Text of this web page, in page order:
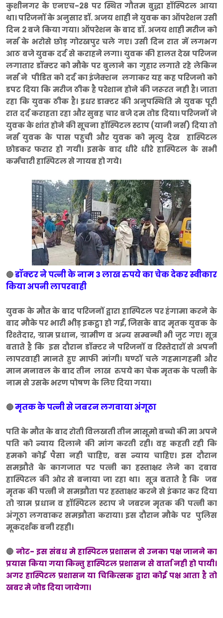
कुशीनगर के एनएच-28 पर स्थित गौतम बुद्धा हॉस्पिटल आया
था। परिजनों के अनुसार डॉ. अजय शाही ने युवक का ऑपरेशन उसी
दिन 2 बजे किया गया। ऑपरेशन के बाद डॉ. अजय शाही मरीज को
नर्स के भरोसे छोड़ गोरखपुर चले गए। उसी दिन रात में लगभग
आठ बजे युवक दर्द से कराहने लगा। युवक की हालत देख परिजन
लगातार डॉक्टर को मौके पर बुलाने का गुहार लगाते रहे लेकिन
नर्स ने पीडित को दर्द का इंजेक्शन लगाकर यह कह परिजनो को
डपट दिया कि मरीज ठीक है परेशान होने की जरूरत नही है। जाता
रहा कि युवक ठीक है। इधर डाक्टर की अनुपस्थिति मे युवक पूरी
रात दर्द कराहता रहा और सुबह चार बजे दम तोड दिया। परिजनों ने
युवक के शांत होने की सूचना हॉस्पिटल स्टाप (यानी नर्स) दिया तो
नर्स युवक के पास पहुची और युवक को मृत्यु देख हास्पिटल
छोडकर फरार हो गयी। इसके बाद धीरे धीरे हास्पिटल के सभी
कर्मचारी हास्पिटल से गायब हो गये।
🔴डॉक्टर ने पत्नी के नाम 3 लाख रुपये का चेक देकर स्वीकार
किया अपनी लापरवाही
युवक के मौत के बाद परिजनों द्वारा हास्पिटल पर हंगामा करने के
बाद मौके पर भारी भीड़ इकट्ठा हो गई, जिसके बाद मृतक युवक के
रिश्तेदार, ग्राम प्रधान, ग्रामीण व अन्य सम्बन्धी भी जुट गए। सूत्र
बताते है कि इस दौरान डॉक्टर ने परिजनों व रिस्तेदारों से अपनी
लापरवाही मानते हुए माफी मांगी। घण्टों चले गहमागहमी और
मान मनावल के बाद तीन लाख रुपये का चेक मृतक के पत्नी के
नाम से उसके भरण पोषण के लिए दिया गया।
🔴मृतक के पत्नी से जबरन लगवाया अंगूठा
पति के मौत के बाद रोती विलखती तीन मासूमो बच्चो की मा अपने
पति को न्याय दिलाने की मांग करती रही। वह कहती रही कि
हमको कोई पैसा नही चाहिए, बस न्याय चाहिए। इस दौरान
समझौते के कागजात पर पत्नी का हस्ताक्षर लेने का दबाव
हास्पिटल की ओर से बनाया जा रहा था। सूत्र बताते है कि जब
मृतक की पत्नी ने समझौता पर हस्ताक्षर करने से इंकार कर दिया
तो ग्राम प्रधान व हॉस्पिटल स्टाप ने जबरन मृतक की पत्नी का
अंगूठा लगवाकर समझौता कराया। इस दौरान मौके पर पुलिस
मूकदर्शक बनी रहही।
🔴 नोट- इस संबध मे हास्पिटल प्रशासन से उनका पक्ष जानने का
प्रयास किया गया किन्तु हास्पिटल प्रशासन से वार्ता नही हो पायी।
अगर हास्पिटल प्रशासन या चिकित्सक द्वारा कोई पक्ष आता है तो
खबर मे जोड दिया जायेगा।